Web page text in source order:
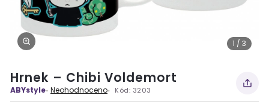
1 / 3
Hrnek – Chibi Voldemort
ABYstyle Neohodnoceno Kód: 3203